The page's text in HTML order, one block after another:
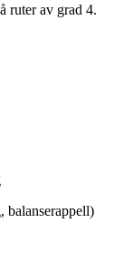
ruter av grad 4.
balanserappell)